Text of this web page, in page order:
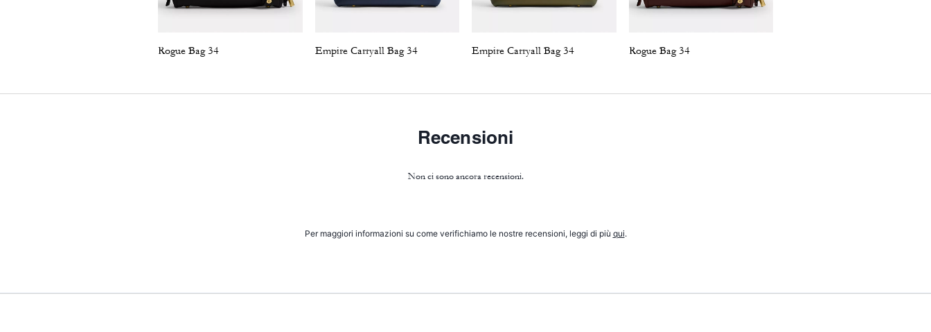
Rogue Bag 34 Empire Carryall Bag 34 Empire Carryall Bag 34 Rogue Bag 34
Recensioni
Non ci sono ancora recensioni.
Per maggiori informazioni su come verifichiamo le nostre recensioni, leggi di più qui.